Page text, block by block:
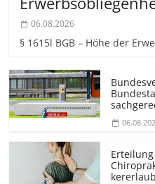
06.08.2026
§ 1615l BGB – Höhe der